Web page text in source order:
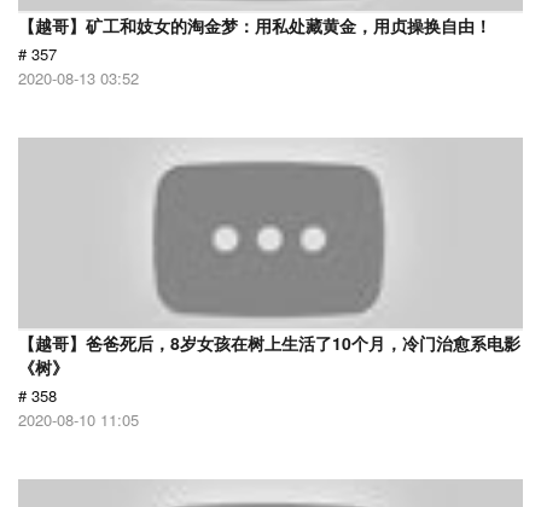
【越哥】矿工和妓女的淘金梦：用私处藏黄金，用贞操换自由！
# 357
2020-08-13 03:52
【越哥】爸爸死后，8岁女孩在树上生活了10个月，冷门治愈系电影
《树》
# 358
2020-08-10 11:05